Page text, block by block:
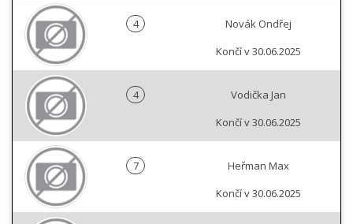
4
Novák Ondřej
Končí v 30.06.2025
4
Vodička Jan
Končí v 30.06.2025
7
Heřman Max
Končí v 30.06.2025